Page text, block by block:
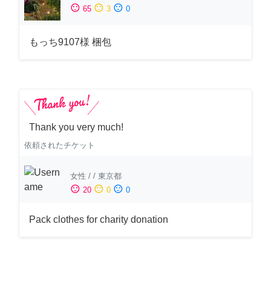
sentiment_satisfied 65 sentiment_neutral 3 sentiment_dissatisfied 0
もっち9107様 梱包
Thank you very much!
依頼されたチケット
女性 / / 東京都
sentiment_satisfied 20 sentiment_neutral 0 sentiment_dissatisfied 0
Pack clothes for charity donation